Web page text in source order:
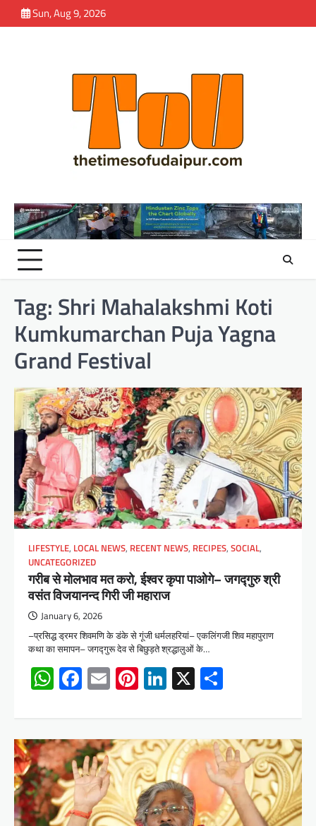
to
Sun, Aug 9, 2026
Tag: Shri Mahalakshmi Koti
Kumkumarchan Puja Yagna
Grand Festival
LIFESTYLE, LOCAL NEWS, RECENT NEWS, RECIPES, SOCIAL,
UNCATEGORIZED
गरीब से मोलभाव मत करो, ईश्वर कृपा पाओगे– जगद्गुरु श्री
वसंत विजयानन्द गिरी जी महाराज
January 6, 2026
–प्रसिद्ध ड्रमर शिवमणि के डंके से गूंजी धर्मलहरियां– एकलिंगजी शिव महापुराण
कथा का समापन– जगद्गुरू देव से बिछुड़ते श्रद्धालुओं के…
WhatsApp
Facebook
EmailPinterest
LinkedIn
X